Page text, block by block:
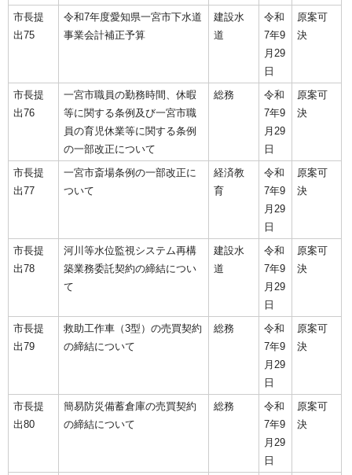
市長提
出75
令和7年度愛知県一宮市下水道
事業会計補正予算
建設水
道
令和
7年9
月29
日
原案可
決
市長提
出76
一宮市職員の勤務時間、休暇
等に関する条例及び一宮市職
員の育児休業等に関する条例
の一部改正について
総務
令和
7年9
月29
日
原案可
決
市長提
出77
一宮市斎場条例の一部改正に
ついて
経済教
育
令和
7年9
月29
日
原案可
決
市長提
出78
河川等水位監視システム再構
築業務委託契約の締結につい
て
建設水
道
令和
7年9
月29
日
原案可
決
市長提
出79
救助工作車（3型）の売買契約
の締結について
総務
令和
7年9
月29
日
原案可
決
市長提
出80
簡易防災備蓄倉庫の売買契約
の締結について
総務
令和
7年9
月29
日
原案可
決